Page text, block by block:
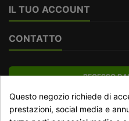
IL TUO ACCOUNT
CONTATTO
RECESSO
Traccia stato del recesso
Questo negozio richiede di
prestazioni, social media e